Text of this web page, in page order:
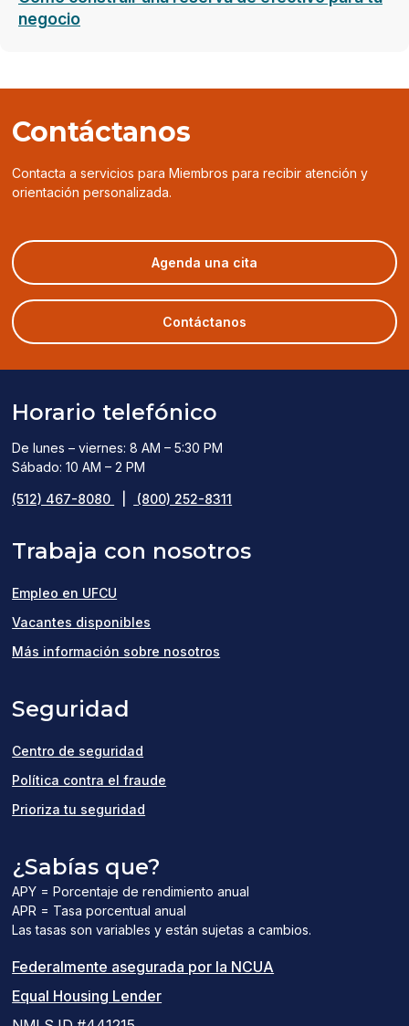
negocio
Contáctanos
Contacta a servicios para Miembros para recibir atención y
orientación personalizada.
Agenda una cita
in
a
Contáctanos
Horario telefónico
De lunes – viernes: 8 AM – 5:30 PM
Sábado: 10 AM – 2 PM
(512) 467-8080 (800) 252-8311
Trabaja con nosotros
Empleo en UFCU
Vacantes disponibles
in
Más información sobre nosotros
Seguridad
Centro de seguridad
Política contra el fraude
Prioriza tu seguridad
¿Sabías que?
APY = Porcentaje de rendimiento anual
APR = Tasa porcentual anual
Las tasas son variables y están sujetas a cambios.
Federalmente asegurada por la NCUA
Equal Housing Lender(el